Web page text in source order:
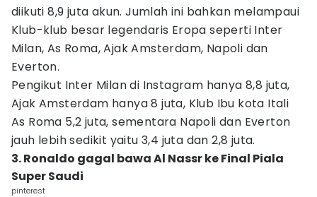
diikuti 8,9 juta akun. Jumlah ini bahkan melampaui
Klub-klub besar legendaris Eropa seperti Inter
Milan, As Roma, Ajak Amsterdam, Napoli dan
Everton.
Pengikut Inter Milan di Instagram hanya 8,8 juta,
Ajak Amsterdam hanya 8 juta, Klub Ibu kota Itali
As Roma 5,2 juta, sementara Napoli dan Everton
jauh lebih sedikit yaitu 3,4 juta dan 2,8 juta.
3. Ronaldo gagal bawa Al Nassr ke Final Piala
Super Saudi
pinterest